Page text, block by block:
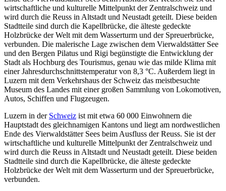
wirtschaftliche und kulturelle Mittelpunkt der Zentralschweiz und
wird durch die Reuss in Altstadt und Neustadt geteilt. Diese beiden
Stadtteile sind durch die Kapellbrücke, die älteste gedeckte
Holzbrücke der Welt mit dem Wasserturm und der Spreuerbrücke,
verbunden. Die malerische Lage zwischen dem Vierwaldstätter See
und den Bergen Pilatus und Rigi begünstigte die Entwicklung der
Stadt als Hochburg des Tourismus, genau wie das milde Klima mit
einer Jahresdurchschnittstemperatur von 8,3 °C. Außerdem liegt in
Luzern mit dem Verkehrshaus der Schweiz das meistbesuchte
Museum des Landes mit einer großen Sammlung von Lokomotiven,
Autos, Schiffen und Flugzeugen.
Luzern in der Schweiz ist mit etwa 60 000 Einwohnern die
Hauptstadt des gleichnamigen Kantons und liegt am nordwestlichen
Ende des Vierwaldstätter Sees beim Ausfluss der Reuss. Sie ist der
wirtschaftliche und kulturelle Mittelpunkt der Zentralschweiz und
wird durch die Reuss in Altstadt und Neustadt geteilt. Diese beiden
Stadtteile sind durch die Kapellbrücke, die älteste gedeckte
Holzbrücke der Welt mit dem Wasserturm und der Spreuerbrücke,
verbunden.